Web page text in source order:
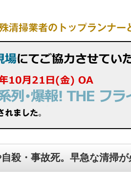
殺・事故死。早急な清掃